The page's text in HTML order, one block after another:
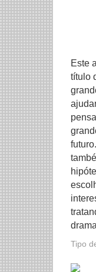
Este
título
Tipo